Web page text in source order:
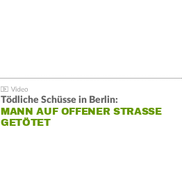
Tödliche Schüsse in Berlin:
MANN AUF OFFENER STRASSE G
ETÖTET